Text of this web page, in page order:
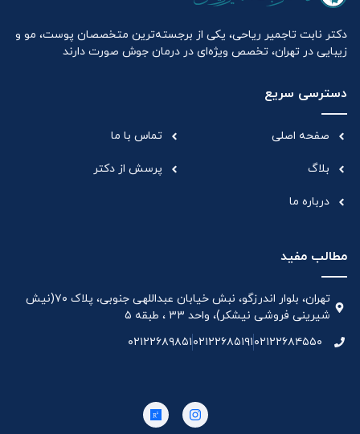
دکتر نابت تاجمیر ریاحی، یکی از برجسته‌ترین متخصصان پوست، مو و
زیبایی در تهران، تخصص ویژه‌ای در درمان جوش صورت دارند
دسترسی سریع
صفحه اصلی
بلاگ
درباره ما
تماس با ما
پرسش از دکتر
مطالب مفید
تهران، بلوار اندرزگو، نبش خیابان عبداللهی جنوبی، پلاک ۷۰(نیش
شیرینی فروشی نیشکر)، واحد ۳۳ ، طبقه ۵
۰۲۱۲۲۶۸۴۵۵۰۰۲۱۲۲۶۸۵۱۹۱۰۲۱۲۲۶۸۹۸۵۱